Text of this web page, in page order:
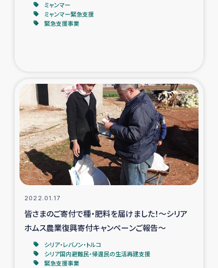
ミャンマー
ミャンマー緊急支援
緊急支援事業
2022.01.17
皆さまのご寄付で種・肥料を届けました！～シリア
ホムス農業復興寄付キャンペーンご報告～
シリア・レバノン・トルコ
シリア国内避難民・帰還民の生活再建支援
緊急支援事業